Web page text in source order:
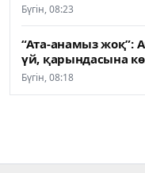
Бүгін, 08:23
“Ата-анамыз жоқ”:
үй, қарындасына
Бүгін, 08:18